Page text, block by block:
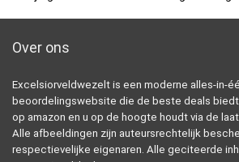
Over ons
Excelsiorveldwezelt is een moderne alles-in-
beoordelingswebsite die de beste deals
op amazon en u op de hoogte houdt via de
Alle afbeeldingen zijn auteursrechtelijk
respectievelijke eigenaren. Alle geciteerde